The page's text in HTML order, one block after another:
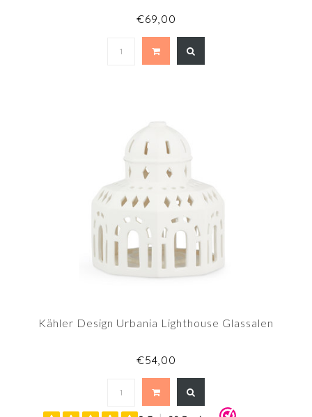
€69,00
Kähler Design Urbania Lighthouse Glassalen
€54,00